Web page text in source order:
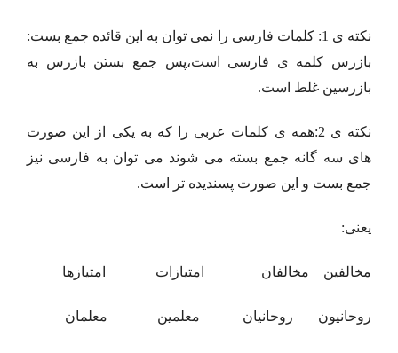
نکته ی 1: کلمات فارسی را نمی توان به این قائده جمع بست:
بازرس کلمه ی فارسی است،پس جمع بستن بازرس به
بازرسین غلط است.
نکته ی 2:همه ی کلمات عربی را که به یکی از این صورت
های سه گانه جمع بسته می شوند می توان به فارسی نیز
جمع بست و این صورت پسندیده تر است.
یعنی:
مخالفین مخالفان امتیازات امتیازها
روحانیون روحانیان معلمین معلمان